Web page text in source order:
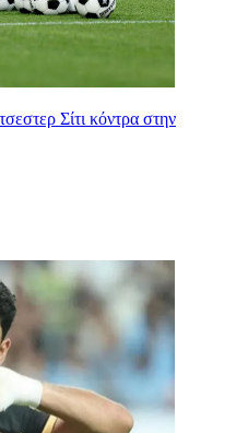
Σίτι κόντρα στην